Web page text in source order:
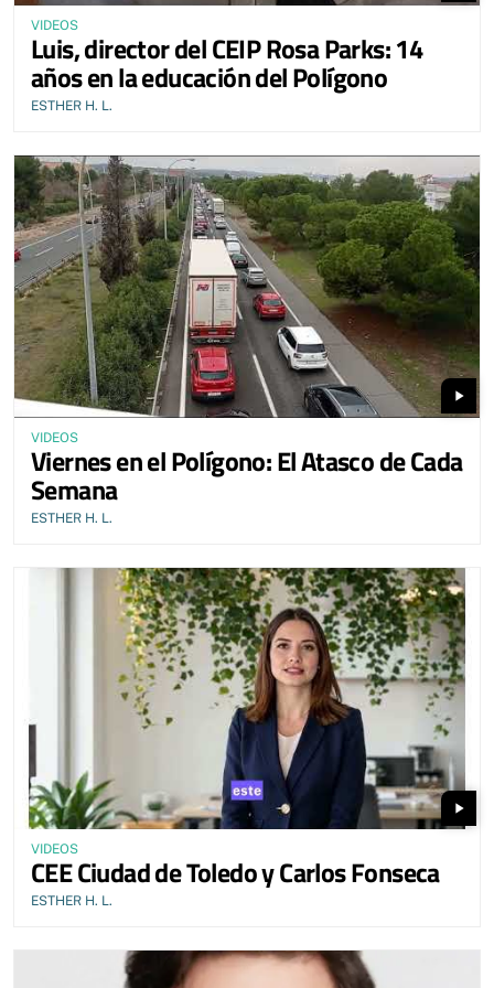
VIDEOS
Luis, director del CEIP Rosa Parks: 14
años en la educación del Polígono
ESTHER H. L.
play_arrow
VIDEOS
Viernes en el Polígono: El Atasco de Cada
Semana
ESTHER H. L.
play_arrow
VIDEOS
CEE Ciudad de Toledo y Carlos Fonseca
ESTHER H. L.